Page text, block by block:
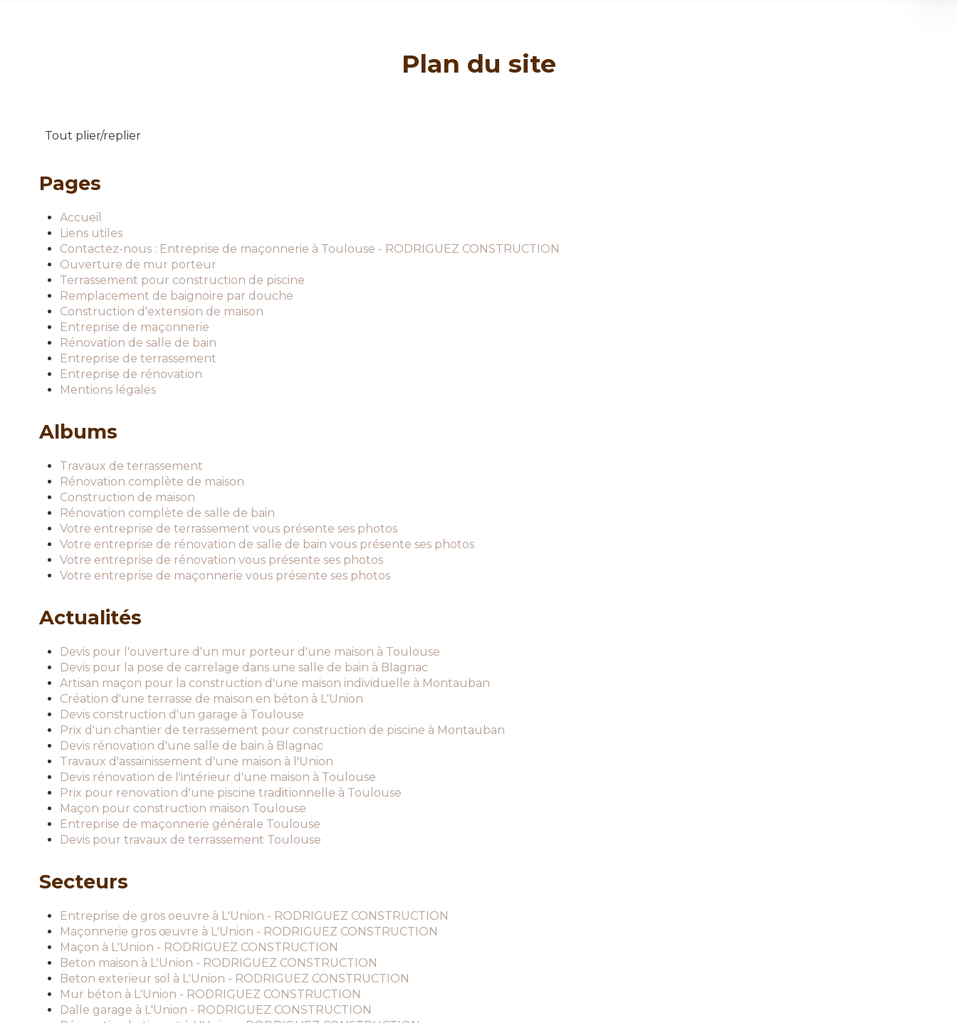
Plan du site
Tout plier/replier
Pages
Accueil
Liens utiles
Contactez-nous : Entreprise de maçonnerie à Toulouse - RODRIGUEZ CONSTRUCTION
Ouverture de mur porteur
Terrassement pour construction de piscine
Remplacement de baignoire par douche
Construction d'extension de maison
Entreprise de maçonnerie
Rénovation de salle de bain
Entreprise de terrassement
Entreprise de rénovation
Mentions légales
Albums
Travaux de terrassement
Rénovation complète de maison
Construction de maison
Rénovation complète de salle de bain
Votre entreprise de terrassement vous présente ses photos
Votre entreprise de rénovation de salle de bain vous présente ses photos
Votre entreprise de rénovation vous présente ses photos
Votre entreprise de maçonnerie vous présente ses photos
Actualités
Devis pour l'ouverture d'un mur porteur d'une maison à Toulouse
Devis pour la pose de carrelage dans une salle de bain à Blagnac
Artisan maçon pour la construction d'une maison individuelle à Montauban
Création d'une terrasse de maison en béton à L'Union
Devis construction d'un garage à Toulouse
Prix d'un chantier de terrassement pour construction de piscine à Montauban
Devis rénovation d'une salle de bain à Blagnac
Travaux d'assainissement d'une maison à l'Union
Devis rénovation de l'intérieur d'une maison à Toulouse
Prix pour renovation d'une piscine traditionnelle à Toulouse
Maçon pour construction maison Toulouse
Entreprise de maçonnerie générale Toulouse
Devis pour travaux de terrassement Toulouse
Secteurs
Entreprise de gros oeuvre à L'Union - RODRIGUEZ CONSTRUCTION
Maçonnerie gros œuvre à L'Union - RODRIGUEZ CONSTRUCTION
Maçon à L'Union - RODRIGUEZ CONSTRUCTION
Beton maison à L'Union - RODRIGUEZ CONSTRUCTION
Beton exterieur sol à L'Union - RODRIGUEZ CONSTRUCTION
Mur béton à L'Union - RODRIGUEZ CONSTRUCTION
Dalle garage à L'Union - RODRIGUEZ CONSTRUCTION